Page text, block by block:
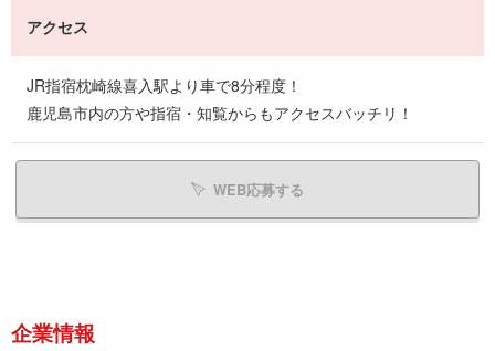
アクセス
JR指宿枕崎線喜入駅より車で8分程度！
鹿児島市内の方や指宿・知覧からもアクセスバッチリ！
WEB応募する
企業情報